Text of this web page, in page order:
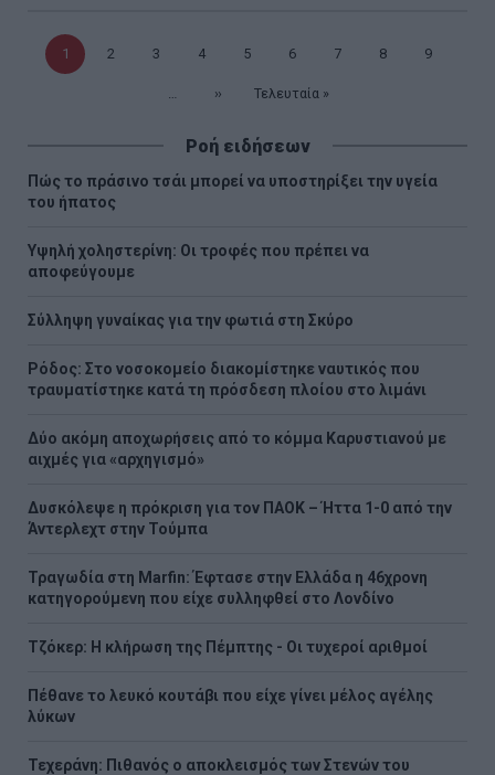
Τρέχουσα
1 Σελίδα
2 Σελίδα
3 Σελίδα
4 Σελίδα
5 Σελίδα
6 Σελίδα
7 Σελίδα
8 Σελίδα
9
Επόμενη
›› Τελευταία
Τελευταία »
Ροή ειδήσεων
Πώς το πράσινο τσάι μπορεί να υποστηρίξει την υγεία
του ήπατος
Υψηλή χοληστερίνη: Οι τροφές που πρέπει να
αποφεύγουμε
Σύλληψη γυναίκας για την φωτιά στη Σκύρο
Ρόδος: Στο νοσοκομείο διακομίστηκε ναυτικός που
τραυματίστηκε κατά τη πρόσδεση πλοίου στο λιμάνι
Δύο ακόμη αποχωρήσεις από το κόμμα Καρυστιανού με
αιχμές για «αρχηγισμό»
Δυσκόλεψε η πρόκριση για τον ΠΑΟΚ – Ήττα 1-0 από την
Άντερλεχτ στην Τούμπα
Τραγωδία στη Marfin: Έφτασε στην Ελλάδα η 46χρονη
κατηγορούμενη που είχε συλληφθεί στο Λονδίνο
Τζόκερ: Η κλήρωση της Πέμπτης - Οι τυχεροί αριθμοί
Πέθανε το λευκό κουτάβι που είχε γίνει μέλος αγέλης
λύκων
Τεχεράνη: Πιθανός ο αποκλεισμός των Στενών του